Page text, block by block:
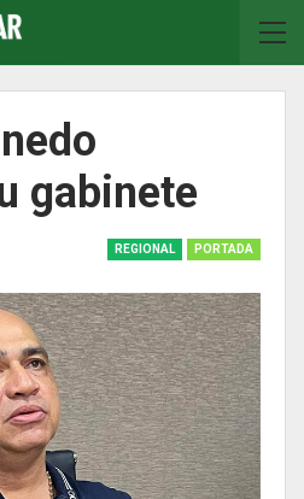
gabinete
REGIONAL PORTADA